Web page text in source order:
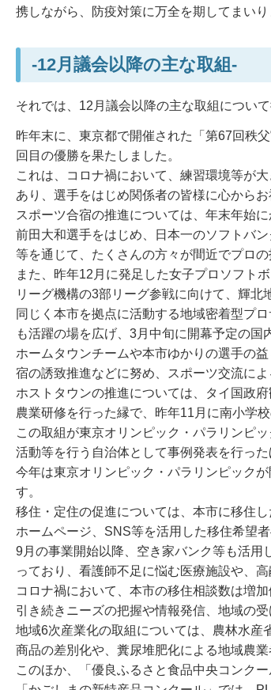
携しながら、防疫対策に万全を期してまいり
-12月議会以降の主な取組-
それでは、12月議会以降の主な取組について
昨年末に、東京都で開催された「第67回秩
回目の優勝を果たしました。
これは、コロナ禍において、練習環境等が
あり、選手をはじめ関係者の皆様に心から
スポーツ合宿の推進については、年末年始
前田大和選手をはじめ、日本一のソフトバ
等を通じて、たくさんの方々が間近でプロの
また、昨年12月に発足した女子プロソフト
リーグ機構の3部リーグ参戦に向けて、輝北
同じく本市を拠点に活動する地域密着型プ
も活躍の場を広げ、3月中旬に開幕予定の国
ホームタウンチームや本市ゆかりの選手の
宿の誘致推進などに努め、スポーツ交流に
ホストタウンの推進については、タイ国政
農業研修を行った縁で、昨年11月に南小学
この取組が東京オリンピック・パラリンピ
活動等を行う自治体として事例発表を行っ
今年は東京オリンピック・パラリンピック
す。
移住・定住の促進については、本市に移住
ホームページ、SNS等を活用した移住希望
9月の事業開始以降、空き家バンク等も活
っており、看護師不足に悩む医療施設や、
コロナ禍において、本市の移住相談数は増
引き続きニーズの把握や情報発信、地域の
地域6次産業化の取組については、農林水産
商品の差別化や、糞尿堆肥化による地域農
このほか、「優良ふるさと食品中央コンク